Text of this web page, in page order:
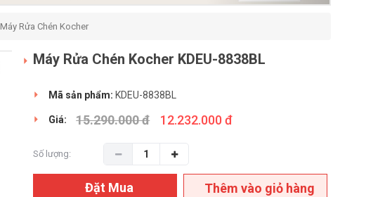
Máy Rửa Chén Kocher
Máy Rửa Chén Kocher KDEU-8838BL
Mã sản phẩm: KDEU-8838BL
Giá: 15.290.000 đ 12.232.000 đ
Số lượng:
Đặt Mua Thêm vào giỏ hàng